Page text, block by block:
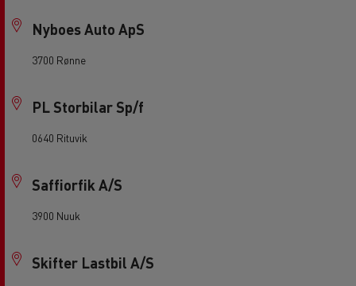
Nyboes Auto ApS
3700 Rønne
PL Storbilar Sp/f
0640 Rituvik
Saffiorfik A/S
3900 Nuuk
Skifter Lastbil A/S